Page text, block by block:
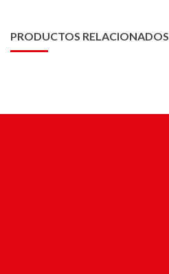
PRODUCTOS RELACIONADOS